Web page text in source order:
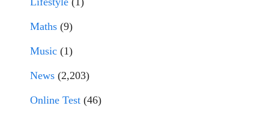
Maths (9)
Music (1)
News (2,203)
Online Test (46)